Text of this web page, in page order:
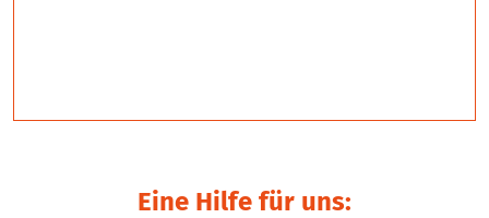
Eine Hilfe für uns: